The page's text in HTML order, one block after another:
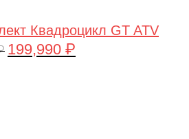
Квадроцикл GT ATV
Первоначальная
199,990 ₽